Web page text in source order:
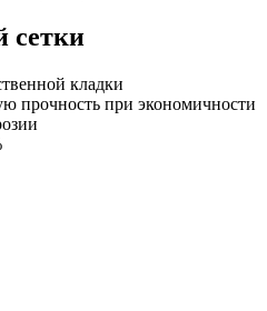
сетки
кладки
прочность при экономичности